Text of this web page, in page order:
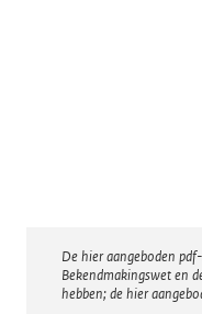
De hier aangeboden
Bekendmakingswet en
hebben; de hier